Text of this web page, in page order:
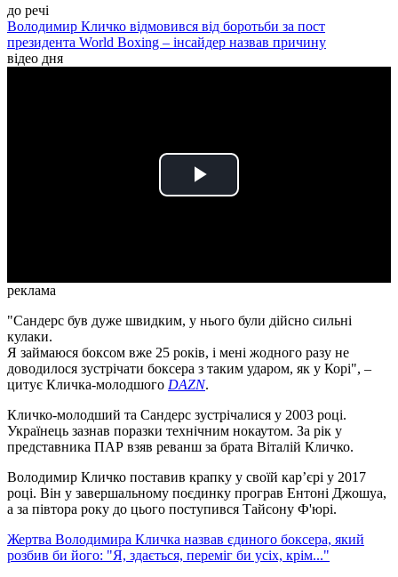
до речі
Володимир Кличко відмовився від боротьби за пост
президента World Boxing – інсайдер назвав причину
відео дня
Play
реклама
"Сандерс був дуже швидким, у нього були дійсно сильні
кулаки.
Я займаюся боксом вже 25 років, і мені жодного разу не
доводилося зустрічати боксера з таким ударом, як у Корі", –
цитує Кличка-молодшого DAZN.
Кличко-молодший та Сандерс зустрічалися у 2003 році.
Українець зазнав поразки технічним нокаутом. За рік у
представника ПАР взяв реванш за брата Віталій Кличко.
Володимир Кличко поставив крапку у своїй кар’єрі у 2017
році. Він у завершальному поєдинку програв Ентоні Джошуа,
а за півтора року до цього поступився Тайсону Ф'юрі.
Жертва Володимира Кличка назвав єдиного боксера, який
розбив би його: "Я, здається, переміг би усіх, крім..."